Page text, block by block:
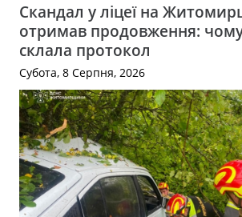
Скандал у ліцеї на
отримав продовження: чому
склала протокол
Субота, 8 Серпня, 2026